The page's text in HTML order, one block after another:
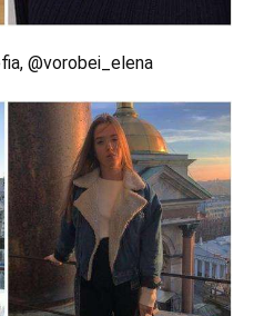
@vorobei_elena